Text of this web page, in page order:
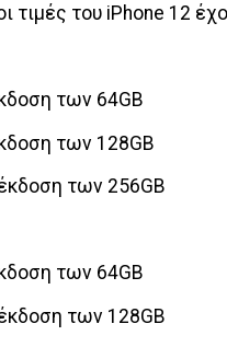
τιμές του iPhone 12
των 64GB
των 128GB
των 256GB
των 64GB
των 128GB